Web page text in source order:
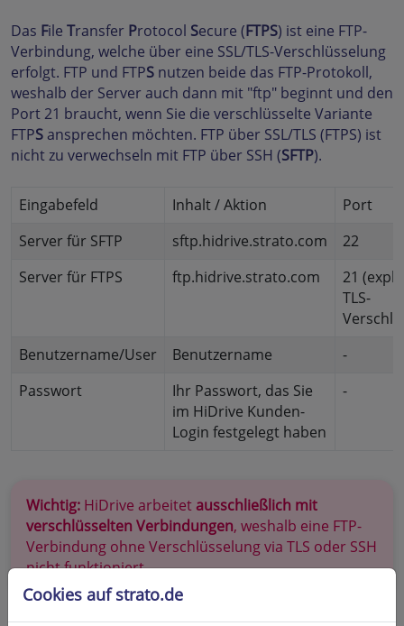
Das File Transfer Protocol Secure (FTPS) ist eine FTP-
Verbindung, welche über eine SSL/TLS-Verschlüsselung
erfolgt. FTP und FTPS nutzen beide das FTP-Protokoll,
weshalb der Server auch dann mit "ftp" beginnt und den
Port 21 braucht, wenn Sie die verschlüsselte Variante
FTPS ansprechen möchten. FTP über SSL/TLS (FTPS) ist
nicht zu verwechseln mit FTP über SSH (SFTP).
Eingabefeld Inhalt / Aktion
Port
Server für SFTP
sftp.hidrive.strato.com
22
Server für FTPS
ftp.hidrive.strato.com
21
TLS-
Benutzername/User
Benutzername
-
Passwort
Ihr Passwort, das Sie
im HiDrive Kunden-
Login festgelegt haben
-
Wichtig: HiDrive arbeitetausschließlich mit
verschlüsselten Verbindungen, weshalb eine FTP-
Verbindung ohne Verschlüsselung via TLS oder SSH
nicht funktioniert.
Cookies auf strato.de